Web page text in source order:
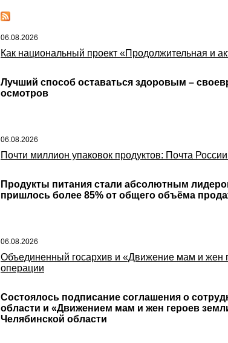
06.08.2026
Как национальный проект «Продолжительная и
Лучший способ оставаться здоровым –
осмотров
06.08.2026
Почти миллион упаковок продуктов: Почта
Продукты питания стали абсолютным
пришлось более 85% от общего объёма
06.08.2026
Объединенный госархив и «Движение мам и жен
операции
Состоялось подписание соглашения о
области и «Движением мам и жен героев
Челябинской области